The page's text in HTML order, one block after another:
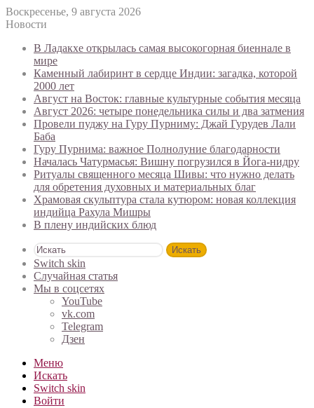
Воскресенье, 9 августа 2026
Новости
В Ладакхе открылась самая высокогорная биеннале в
мире
Каменный лабиринт в сердце Индии: загадка, которой
2000 лет
Август на Восток: главные культурные события месяца
Август 2026: четыре понедельника силы и два затмения
Провели пуджу на Гуру Пурниму: Джай Гурудев Лали
Баба
Гуру Пурнима: важное Полнолуние благодарности
Началась Чатурмасья: Вишну погрузился в Йога-нидру
Ритуалы священного месяца Шивы: что нужно делать
для обретения духовных и материальных благ
Храмовая скульптура стала кутюром: новая коллекция
индийца Рахула Мишры
В плену индийских блюд
Искать
Switch skin
Случайная статья
Мы в соцсетях
YouTube
vk.com
Telegram
Дзен
Меню
Искать
Switch skin
Войти